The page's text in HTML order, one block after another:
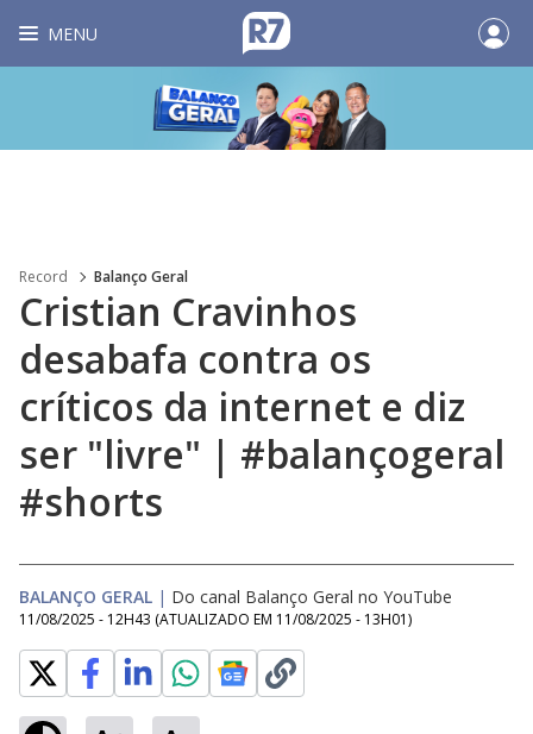
MENU
Record Balanço Geral
Cristian Cravinhos
desabafa contra os
críticos da internet e diz
ser "livre" | #balançogeral
#shorts
BALANÇO GERAL | Do canal Balanço Geral no YouTube
11/08/2025 - 12H43 (ATUALIZADO EM 11/08/2025 - 13H01)